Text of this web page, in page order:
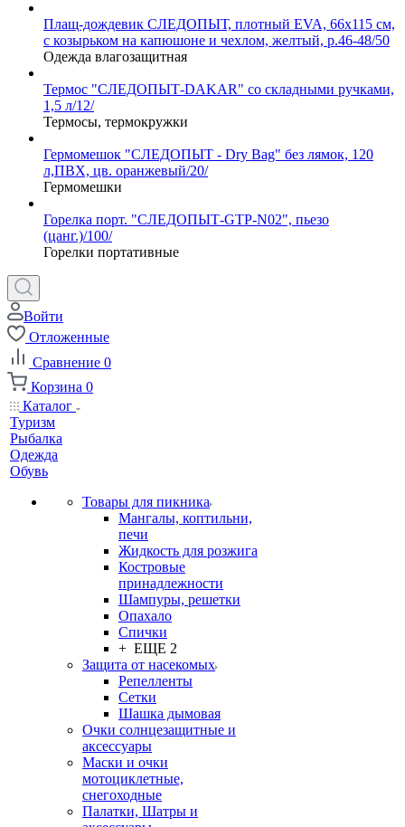
Плащ-дождевик СЛЕДОПЫТ, плотный EVA, 66х115 см,
с козырьком на капюшоне и чехлом, желтый, р.46-48/50
Одежда влагозащитная
Термос "СЛЕДОПЫТ-DAKAR" со складными ручками,
1,5 л/12/
Термосы, термокружки
Гермомешок "СЛЕДОПЫТ - Dry Bag" без лямок, 120
л,ПВХ, цв. оранжевый/20/
Гермомешки
Горелка порт. "СЛЕДОПЫТ-GTP-N02", пьезо
(цанг.)/100/
Горелки портативные
Войти
Отложенные
Сравнение 0
Корзина 0
Каталог
Туризм
Рыбалка
Одежда
Обувь
Товары для пикника
Мангалы, коптильни,
печи
Жидкость для розжига
Костровые
принадлежности
Шампуры, решетки
Опахало
Спички
+ ЕЩЕ 2
Защита от насекомых
Репелленты
Сетки
Шашка дымовая
Очки солнцезащитные и
аксессуары
Маски и очки
мотоциклетные,
снегоходные
Палатки, Шатры и